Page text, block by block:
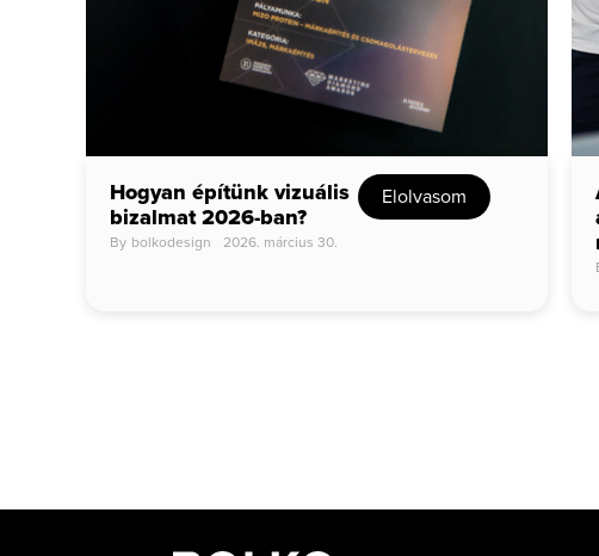
Hogyan építünk vizuális
bizalmat 2026-ban?
By bolkodesign 2026. március 30.
Elolvasom